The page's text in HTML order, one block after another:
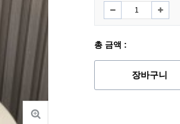
총 금액 :
장바구니